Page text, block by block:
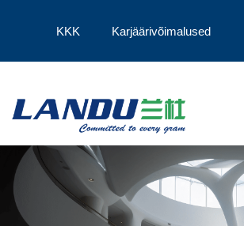
KKK Karjäärivõimalused